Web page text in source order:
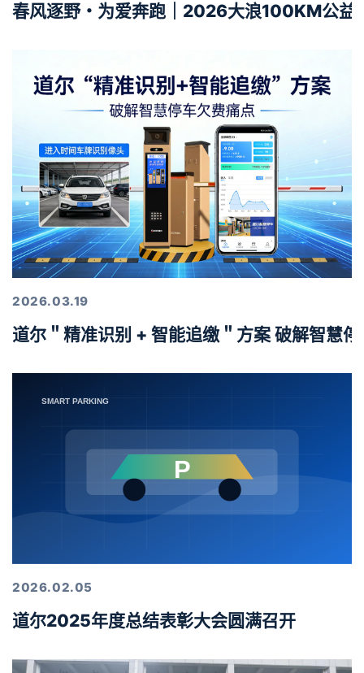
春风逐野・为爱奔跑｜2026大浪100KM公益
2026.03.19
道尔＂精准识别 + 智能追缴＂方案 破解智慧
2026.02.05
道尔2025年度总结表彰大会圆满召开